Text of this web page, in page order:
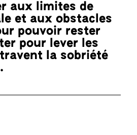
aux limites de
et aux obstacles
pouvoir rester
pour lever les
la sobriété